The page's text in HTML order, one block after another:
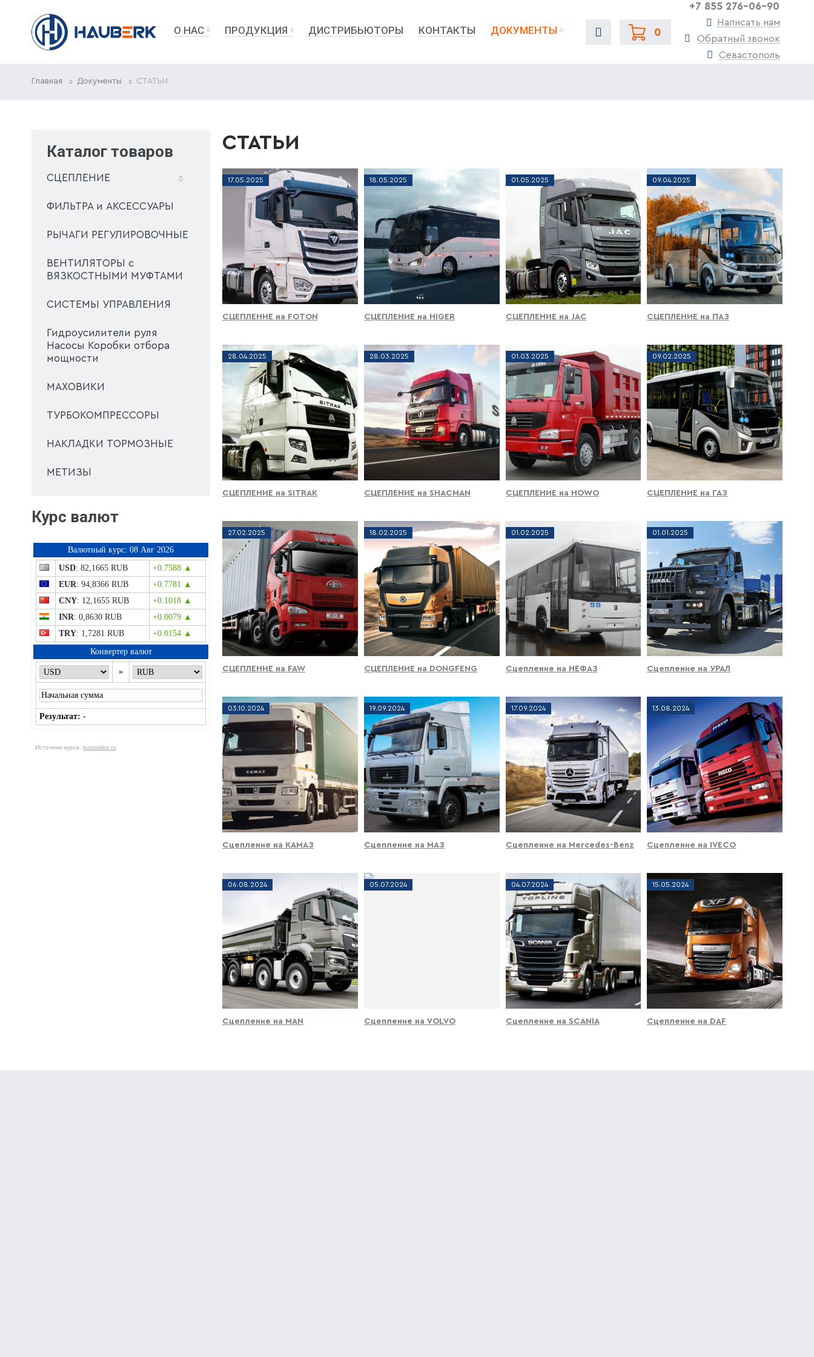
О НАС ПРОДУКЦИЯ ДИСТРИБЬЮТОРЫ КОНТАКТЫ ДОКУМЕНТЫ 0
+7 855 276-06-90
Написать нам
Обратный звонок
Севастополь
Главная Документы СТАТЬИ
Каталог товаров
СЦЕПЛЕНИЕ
ФИЛЬТРА и АКСЕССУАРЫ
РЫЧАГИ РЕГУЛИРОВОЧНЫЕ
ВЕНТИЛЯТОРЫ с
ВЯЗКОСТНЫМИ МУФТАМИ
СИСТЕМЫ УПРАВЛЕНИЯ
Гидроусилители руля
Насосы Коробки отбора
мощности
МАХОВИКИ
ТУРБОКОМПРЕССОРЫ
НАКЛАДКИ ТОРМОЗНЫЕ
МЕТИЗЫ
Курс валют
Bалютный курс: 08 Авг 2026
USD: 82,1665 RUB
+0.7588 ▲
EUR: 94,8366 RUB
+0.7781 ▲
CNY: 12,1655 RUB
+0.1018 ▲
INR: 0,8630 RUB
+0.0079 ▲
TRY: 1,7281 RUB
+0.0154 ▲
Конвертер валют
»
Результат: -
Источник курса: kursvaliut.ru
СТАТЬИ
17.05.2025
СЦЕПЛЕНИЕ на FOTON
18.05.2025
СЦЕПЛЕНИЕ на HIGER
01.05.2025
СЦЕПЛЕНИЕ на JAC
09.04.2025
СЦЕПЛЕНИЕ на ПАЗ
28.04.2025
СЦЕПЛЕНИЕ на SITRAK
28.03.2025
СЦЕПЛЕНИЕ на SHACMAN
01.03.2025
СЦЕПЛЕНИЕ на HOWO
09.02.2025
СЦЕПЛЕНИЕ на ГАЗ
27.02.2025
СЦЕПЛЕНИЕ на FAW
18.02.2025
СЦЕПЛЕНИЕ на DONGFENG
01.02.2025
Сцепление на НЕФАЗ
01.01.2025
Сцепление на УРАЛ
03.10.2024
Сцепление на КАМАЗ
19.09.2024
Сцепление на МАЗ
17.09.2024
Сцепление на Mercedes-Benz
13.08.2024
Сцепление на IVECO
06.08.2024
Сцепление на MAN
05.07.2024
Сцепление на VOLVO
04.07.2024
Сцепление на SCANIA
15.05.2024
Сцепление на DAF